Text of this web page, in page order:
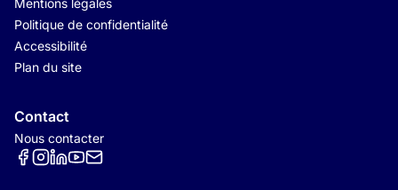
Mentions légales
Politique de confidentialité
Accessibilité
Plan du site
Contact
Nous contacter
Réseaux sociaux